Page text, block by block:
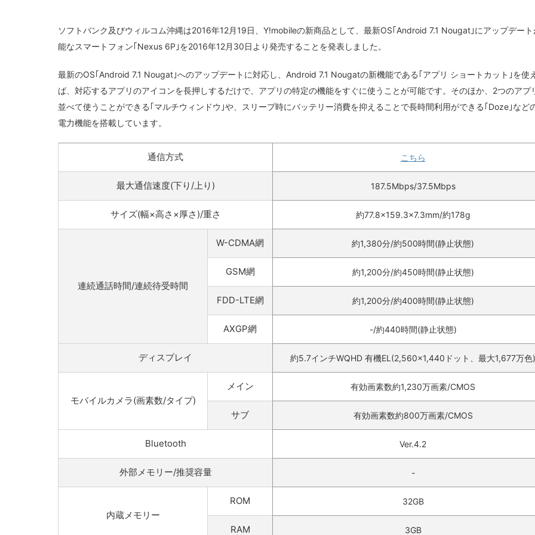
ソフトバンク及びウィルコム沖縄は2016年12月19日、Y!mobileの新商品として、最新OS｢Android 7.1 Nougat｣にアップデー
能なスマートフォン｢Nexus 6P｣を2016年12月30日より発売することを発表しました。
最新のOS｢Android 7.1 Nougat｣へのアップデートに対応し、Android 7.1 Nougatの新機能である｢アプリ ショートカット｣を使え
ば、対応するアプリのアイコンを長押しするだけで、アプリの特定の機能をすぐに使うことが可能です。そのほか、2つのアプ
並べて使うことができる｢マルチウィンドウ｣や、スリープ時にバッテリー消費を抑えることで長時間利用ができる｢Doze｣など
電力機能を搭載しています。
通信方式 こちら
最大通信速度(下り/上り) 187.5Mbps/37.5Mbps
サイズ(幅×高さ×厚さ)/重さ 約77.8×159.3×7.3mm/約178g
連続通話時間/連続待受時間
W-CDMA網 約1,380分/約500時間(静止状態)
GSM網 約1,200分/約450時間(静止状態)
FDD-LTE網 約1,200分/約400時間(静止状態)
AXGP網 -/約440時間(静止状態)
ディスプレイ 約5.7インチWQHD 有機EL(2,560×1,440ドット、最大1,677万色)
モバイルカメラ(画素数/タイプ)
メイン 有効画素数約1,230万画素/CMOS
サブ 有効画素数約800万画素/CMOS
Bluetooth Ver.4.2
外部メモリー/推奨容量 -
内蔵メモリー
ROM 32GB
RAM 3GB